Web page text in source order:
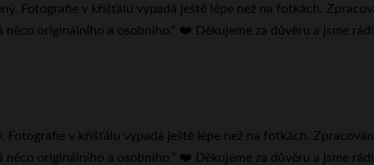
Fotografie v křišťálu vypadá ještě lépe než na fotkách.
originálního a osobního.“ ❤️ Děkujeme za důvěru a jsme